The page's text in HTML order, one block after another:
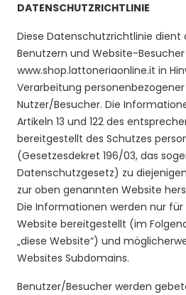
DATENSCHUTZRICHTLINIE
Diese Datenschutzrichtlinie dient
Benutzern und Website-Besucher
www.shop.lattoneriaonline.it in
Verarbeitung
Nutzer/Besucher. Die
Artikeln 13 und 122 des
bereitgestellt des Schutzes
(Gesetzesdekret 196/03, das
Datenschutzgesetz) zu
zur oben genannten Website
Die Informationen werden nur
Website bereitgestellt (im
„diese Website“) und
Websites Subdomains.
Benutzer/Besucher werden